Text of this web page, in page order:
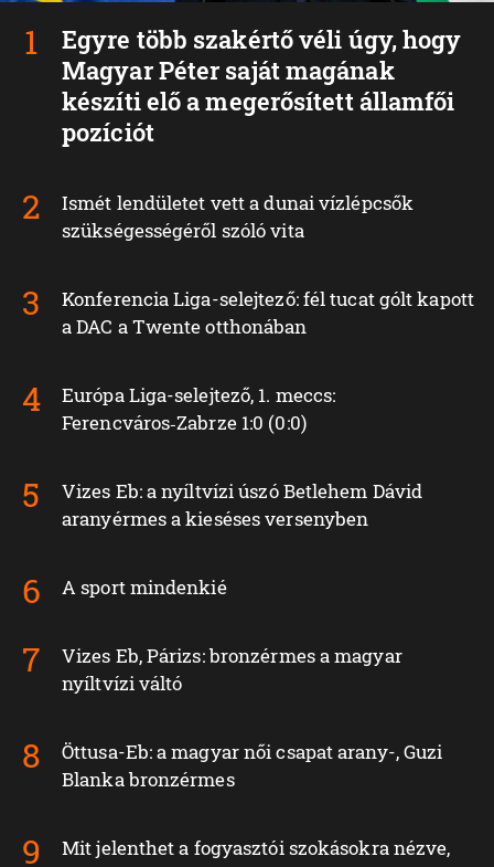
Egyre több szakértő véli úgy, hogy
Magyar Péter saját magának
készíti elő a megerősített államfői
pozíciót
Ismét lendületet vett a dunai vízlépcsők
szükségességéről szóló vita
Konferencia Liga-selejtező: fél tucat gólt kapott
a DAC a Twente otthonában
Európa Liga-selejtező, 1. meccs:
Ferencváros‑Zabrze 1:0 (0:0)
Vizes Eb: a nyíltvízi úszó Betlehem Dávid
aranyérmes a kieséses versenyben
A sport mindenkié
Vizes Eb, Párizs: bronzérmes a magyar
nyíltvízi váltó
Öttusa-Eb: a magyar női csapat arany-, Guzi
Blanka bronzérmes
Mit jelenthet a fogyasztói szokásokra nézve,